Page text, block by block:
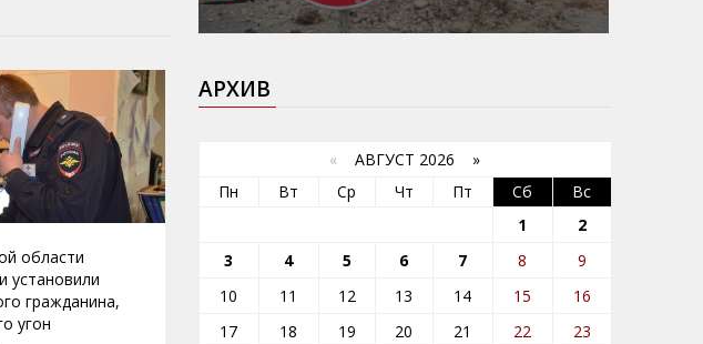
области
установили
гражданина,
угон
АРХИВ
« АВГУСТ 2026 »
Пн
Вт Ср Чт Пт Сб
Вс
1
2
3
4 5 6 7 8
9
10
11 12 13 14 15
16
17
18 19 20 21 22
23